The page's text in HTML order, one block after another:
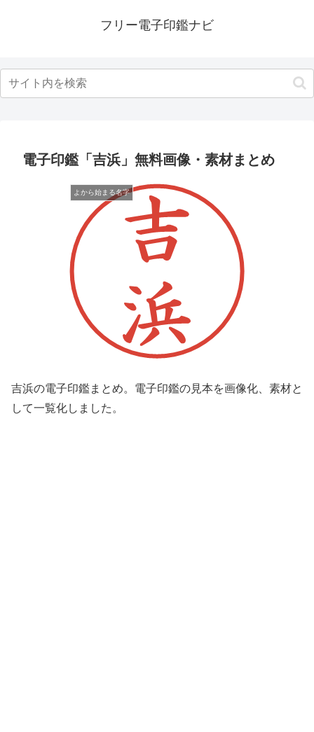
フリー電子印鑑ナビ
電子印鑑「吉浜」無料画像・素材まとめ
よから始まる名字
吉浜の電子印鑑まとめ。電子印鑑の見本を画像化、素材と
して一覧化しました。